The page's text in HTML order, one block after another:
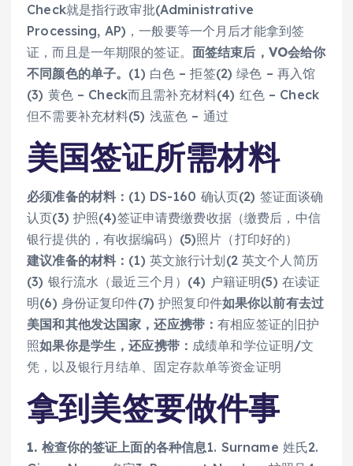
Check就是指行政审批(Administrative
Processing, AP)，一般要等一个月后才能拿到签
证，而且是一年期限的签证。 面签结束后，VO会给你
不同颜色的单子。 (1) 白色 – 拒签(2) 绿色 – 再入馆
(3) 黄色 – Check而且需补充材料(4) 红色 – Check
但不需要补充材料(5) 浅蓝色 – 通过
美国签证所需材料
必须准备的材料： (1) DS-160 确认页(2) 签证面谈确
认页(3) 护照(4)签证申请费缴费收据（缴费后，中信
银行提供的，有收据编码）(5)照片（打印好的）
建议准备的材料： (1) 英文旅行计划(2 英文个人简历
(3) 银行流水（最近三个月）(4) 户籍证明(5) 在读证
明(6) 身份证复印件(7) 护照复印件如果你以前有去过
美国和其他发达国家，还应携带：有相应签证的旧护
照如果你是学生，还应携带： 成绩单和学位证明/文
凭，以及银行月结单、固定存款单等资金证明
拿到美签要做件事
1. 检查你的签证上面的各种信息1. Surname 姓氏2.